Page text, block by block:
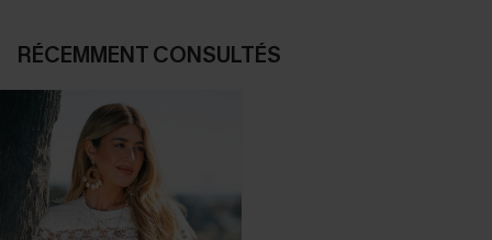
RÉCEMMENT CONSULTÉS